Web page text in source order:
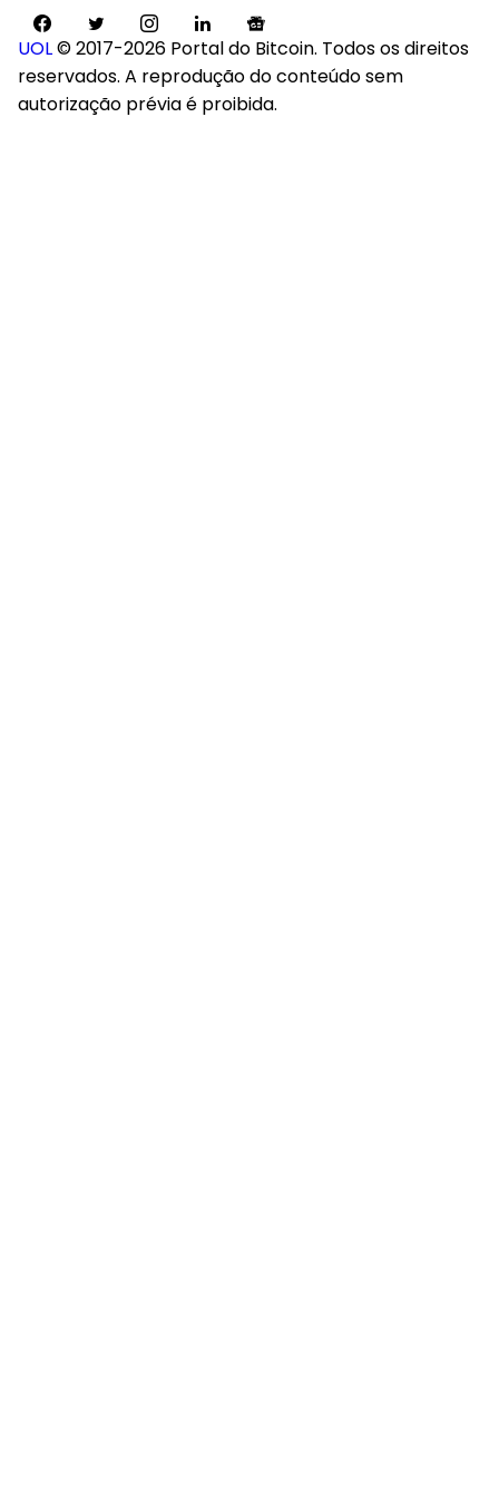
UOL© 2017-2026 Portal do Bitcoin. Todos os direitos
reservados. A reprodução do conteúdo sem
autorização prévia é proibida.